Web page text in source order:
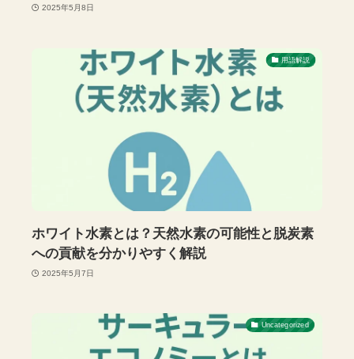
2025年5月8日
用語解説
ホワイト水素とは？天然水素の可能性と脱炭素
への貢献を分かりやすく解説
2025年5月7日
Uncategorized